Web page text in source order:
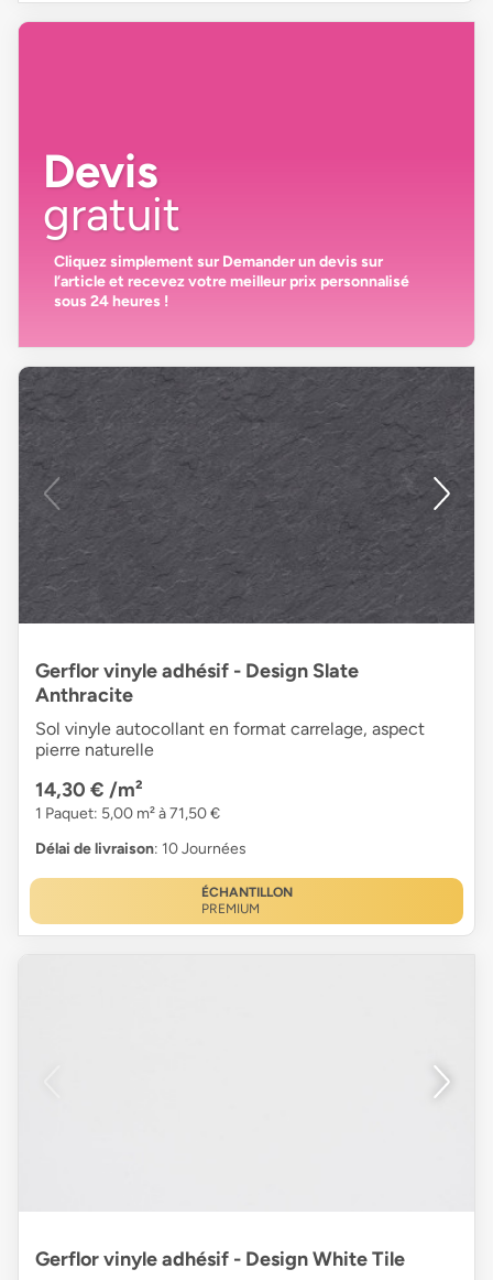
Devis
gratuit
Cliquez simplement sur Demander un devissur
l’article et recevez votremeilleur prix personnalisé
sous 24 heures !
Gerflor vinyle adhésif - Design Slate
Anthracite
Sol vinyle autocollant en format carrelage, aspect
pierre naturelle
14,30 € /m²
1 Paquet: 5,00 m² à 71,50 €
Délai de livraison: 10 Journées
ÉCHANTILLON
PREMIUM
Gerflor vinyle adhésif - Design White Tile